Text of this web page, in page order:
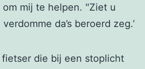
mij te helpen. "Ziet u
da’s beroerd zeg.’
fietser die bij een stoplicht